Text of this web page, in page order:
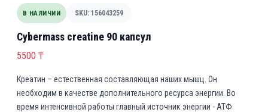
В НАЛИЧИИ SKU: 156043259
Cybermass creatine 90 капсул
5500 ₸
Креатин – естественная составляющая наших мышц. Он
необходим в качестве дополнительного ресурса энергии. Во
время интенсивной работы главный источник энергии - АТФ